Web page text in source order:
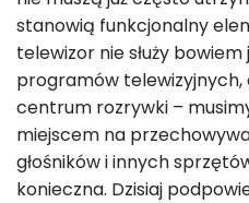
stanowią funkcjonalny
telewizor nie służy
programów telewizyjnych,
centrum rozrywki –
miejscem na
głośników i innych
konieczna. Dzisiaj